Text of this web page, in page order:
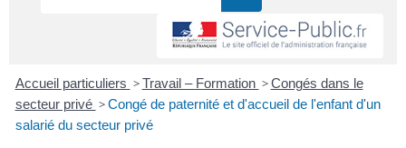
Accueil particuliers > Travail – Formation > Congés dans le
secteur privé > Congé de paternité et d'accueil de l'enfant d'un
salarié du secteur privé